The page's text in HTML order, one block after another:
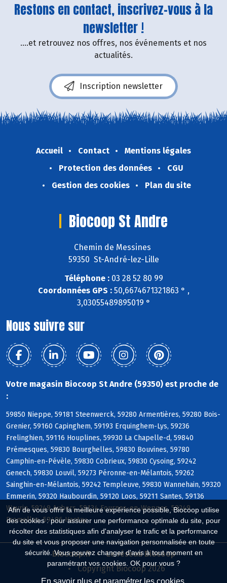
Afin de vous offrir la meilleure expérience possible, Biocoop utilise
des cookies : pour assurer une performance optimale du site, pour
récolter des statistiques afin d'analyser le trafic et la performance
du site et vous proposer une navigation personnalisée en toute
sécurité. Vous pouvez changer d'avis à tout moment en
paramétrant vos cookies. OK pour vous ?
En savoir plus et paramétrer les cookies
Restons en contact, inscrivez-vous à la
newsletter !
....et retrouvez nos offres, nos événements et nos
actualités.
Inscription newsletter
Accueil Contact
Mentions légales
Protection des données
CGU
Gestion des cookies
Plan du site
Biocoop St Andre
Chemin de Messines
59350 St-André-lez-Lille
Téléphone :03 28 52 80 99
Coordonnées GPS :50,6674671321863 ° ,
3,03055489895019 °
Nous suivre sur
Votre magasin Biocoop St Andre (59350) est proche de
:
59850 Nieppe, 59181 Steenwerck, 59280 Armentières, 59280 Bois-
Grenier, 59160 Capinghem, 59193 Erquinghem-Lys, 59236
Frelinghien, 59116 Houplines, 59930 La Chapelle-d, 59840
Prémesques, 59830 Bourghelles, 59830 Bouvines, 59780
Camphin-en-Pévèle, 59830 Cobrieux, 59830 Cysoing, 59242
Genech, 59830 Louvil, 59273 Péronne-en-Mélantois, 59262
Sainghin-en-Mélantois, 59242 Templeuve, 59830 Wannehain, 59320
Emmerin, 59320 Haubourdin, 59120 Loos, 59211 Santes, 59136
Wavrin, 59249 Aubers, 59134 Fournes-en-Weppes, 59249
Fromelles, 59496 Hantay
Biocoop.fr
Le réseau Biocoop
Copyright Biocoop 2026